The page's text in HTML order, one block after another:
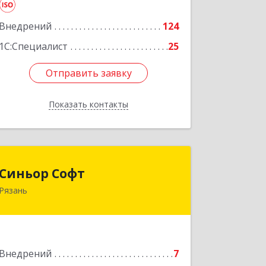
Внедрений
124
1С:Специалист
25
Отправить заявку
Показать контакты
Отправить заявку
Назад
Синьор Софт
Рязань
Внедрений
7
Подробнее